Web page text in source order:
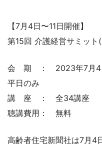
【7月4日〜11日開催】
第15回 介護経営サミット
会 期 ： 2023年7月4
平日のみ
講 座 ： 全34講座
聴講費用： 無料
高齢者住宅新聞社は7月4